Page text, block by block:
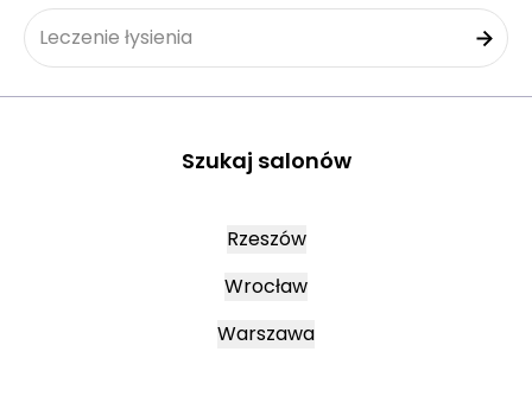
Leczenie łysienia
Szukaj salonów
Rzeszów
Wrocław
Warszawa